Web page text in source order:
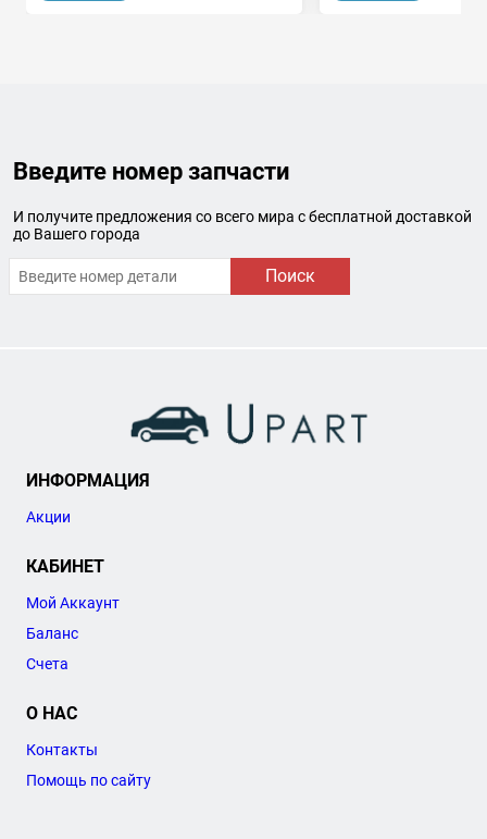
Введите номер запчасти
И получите предложения со всего мира с бесплатной доставкой
до Вашего города
Поиск
ИНФОРМАЦИЯ
Акции
КАБИНЕТ
Мой Аккаунт
Баланс
Счета
О НАС
Контакты
Помощь по сайту